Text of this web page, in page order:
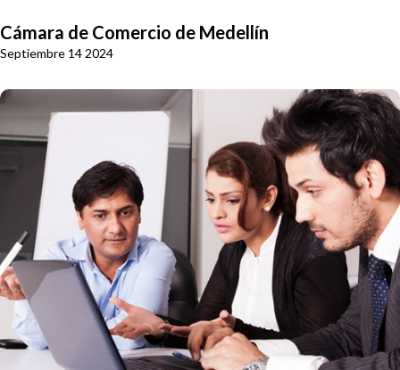
Cámara de Comercio de Medellín
Septiembre 14 2024